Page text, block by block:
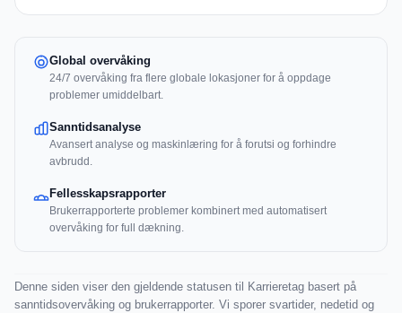
Global overvåking
24/7 overvåking fra flere globale lokasjoner for å oppdage
problemer umiddelbart.
Sanntidsanalyse
Avansert analyse og maskinlæring for å forutsi og forhindre
avbrudd.
Fellesskapsrapporter
Brukerrapporterte problemer kombinert med automatisert
overvåking for full dækning.
Denne siden viser den gjeldende statusen til Karrieretag basert på
sanntidsovervåking og brukerrapporter. Vi sporer svartider, nedetid og